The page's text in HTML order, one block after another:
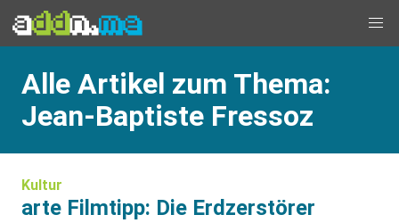
Alle Artikel zum Thema:
Jean-Baptiste Fressoz
Kultur
arte Filmtipp: Die Erdzerstörer